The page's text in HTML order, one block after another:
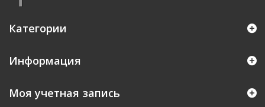
Категории
Информация
Моя учетная запись